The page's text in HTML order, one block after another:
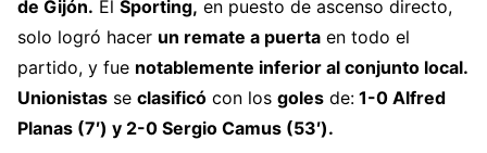
de Gijón. El Sporting, en puesto de ascenso directo,
solo logró hacer un remate a puerta en todo el
partido, y fue notablemente inferior al conjunto local.
Unionistas se clasificó con los goles de: 1-0 Alfred
Planas (7′) y 2-0 Sergio Camus (53′).